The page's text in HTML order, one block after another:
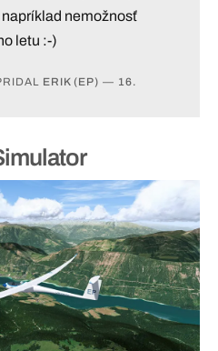
nemožnosť
letu :-)
ERIK (EP) — 16.